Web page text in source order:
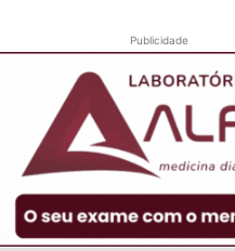
Publicidade